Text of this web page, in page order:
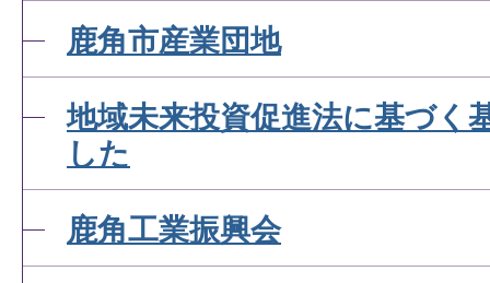
鹿角市産業団地
地域未来投資促進法に基づく
した
鹿角工業振興会